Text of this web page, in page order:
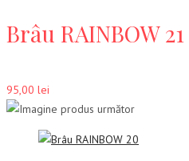
Brâu RAINBOW 21
95,00 lei